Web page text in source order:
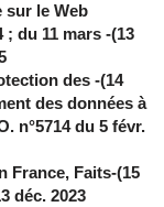
le Web.
; du 11 mars
des
des données à
n°5714 du 5 févr.
France, Faits
déc. 2023.